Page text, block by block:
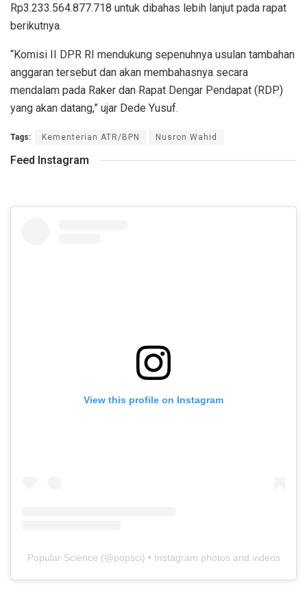
Rp3.233.564.877.718 untuk dibahas lebih lanjut pada rapat
berikutnya.
“Komisi II DPR RI mendukung sepenuhnya usulan tambahan
anggaran tersebut dan akan membahasnya secara
mendalam pada Raker dan Rapat Dengar Pendapat (RDP)
yang akan datang,” ujar Dede Yusuf.
Tags: Kementerian ATR/BPN Nusron Wahid
Feed Instagram
View this profile on Instagram
Popular Science (@popsci) • Instagram photos and videos